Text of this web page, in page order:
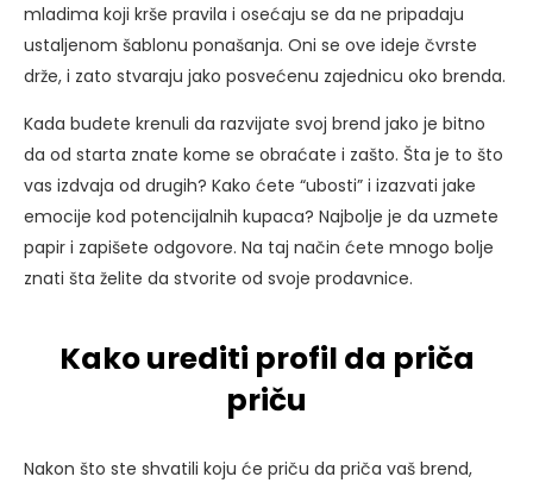
mladima koji krše pravila i osećaju se da ne pripadaju
ustaljenom šablonu ponašanja. Oni se ove ideje čvrste
drže, i zato stvaraju jako posvećenu zajednicu oko brenda.
Kada budete krenuli da razvijate svoj brend jako je bitno
da od starta znate kome se obraćate i zašto. Šta je to što
vas izdvaja od drugih? Kako ćete “ubosti” i izazvati jake
emocije kod potencijalnih kupaca? Najbolje je da uzmete
papir i zapišete odgovore. Na taj način ćete mnogo bolje
znati šta želite da stvorite od svoje prodavnice.
Kako urediti profil da priča
priču
Nakon što ste shvatili koju će priču da priča vaš brend,